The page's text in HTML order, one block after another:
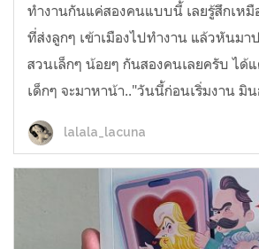
ทำงานกันแค่สองคนแบบนี้ เลยรู้สึกเหมื
ที่ส่งลูกๆ เข้าเมืองไปทำงาน แล้วหันมา
สวนเล็กๆ น้อยๆ กันสองคนเลยครับ ได้
เด็กๆ จะมาหาน้า.."วันนี้ก่อนเริ่มงาน มิน
lalala_lacuna